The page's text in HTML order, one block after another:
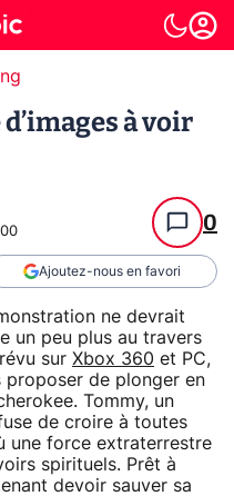
à voir
0
Ajoutez-nous en favori
ne devrait
un peu plus au travers
sur Xbox 360 et PC,
proposer de plonger en
Tommy, un
de croire à toutes
une force extraterrestre
spirituels. Prêt à
devoir sauver sa